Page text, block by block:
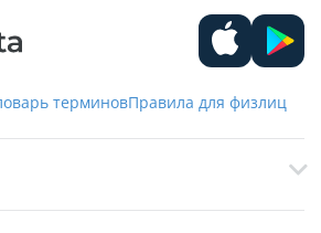
терминовПравила для физлиц